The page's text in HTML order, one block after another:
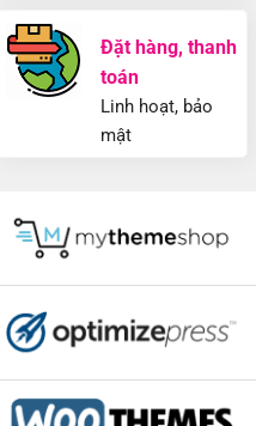
Đặt hàng, thanh
toán
Linh hoạt, bảo
mật